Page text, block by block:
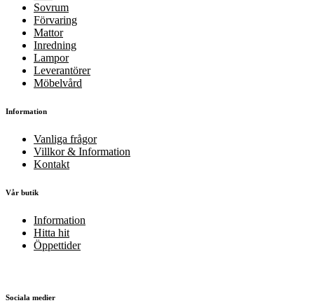
Sovrum
Förvaring
Mattor
Inredning
Lampor
Leverantörer
Möbelvård
Information
Vanliga frågor
Villkor & Information
Kontakt
Vår butik
Information
Hitta hit
Öppettider
Sociala medier